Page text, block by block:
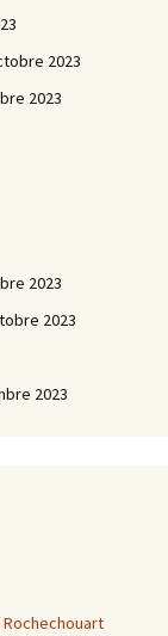
2023
2023
2023
2023
2023